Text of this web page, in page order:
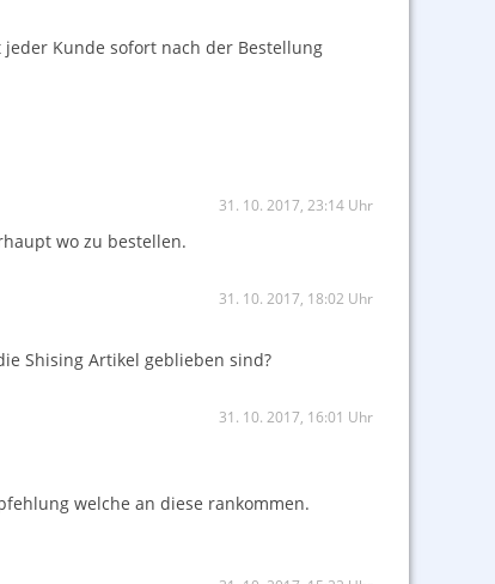
Kunde sofort nach der Bestellung
31. 10. 2017, 23:14 Uhr
wo zu bestellen.
31. 10. 2017, 18:02 Uhr
Shising Artikel geblieben sind?
31. 10. 2017, 16:01 Uhr
welche an diese rankommen.